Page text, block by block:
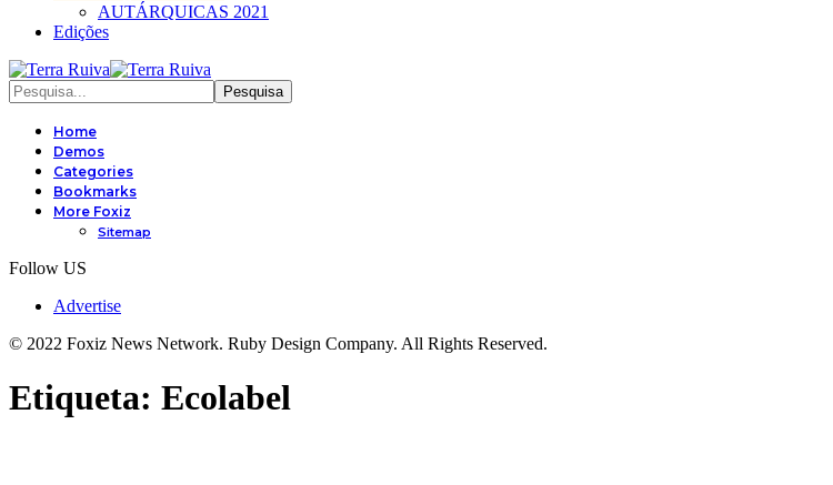
AUTÁRQUICAS 2021
Edições
Home
Demos
Categories
Bookmarks
More Foxiz
Sitemap
Follow US
Advertise
© 2022 Foxiz News Network. Ruby Design Company. All Rights Reserved.
Etiqueta: Ecolabel